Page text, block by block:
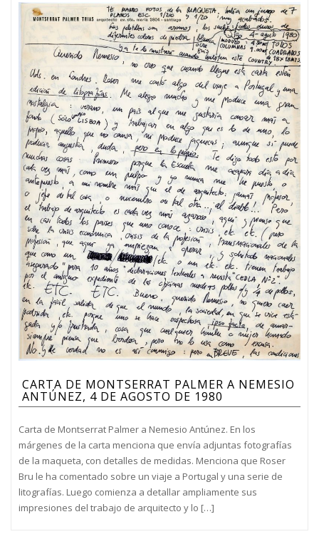
CARTA DE MONTSERRAT PALMER A NEMESIO
ANTÚNEZ, 4 DE AGOSTO DE 1980
Carta de Montserrat Palmer a Nemesio Antúnez. En los
márgenes de la carta menciona que envía adjuntas fotografías
de la maqueta, con detalles de medidas. Menciona que Roser
Bru le ha comentado sobre un viaje a Portugal y una serie de
litografías. Luego comienza a detallar ampliamente sus
impresiones del trabajo de arquitecto y lo […]